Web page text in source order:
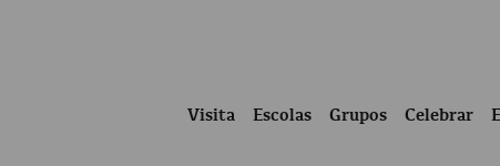
Visita Escolas Grupos Celebrar